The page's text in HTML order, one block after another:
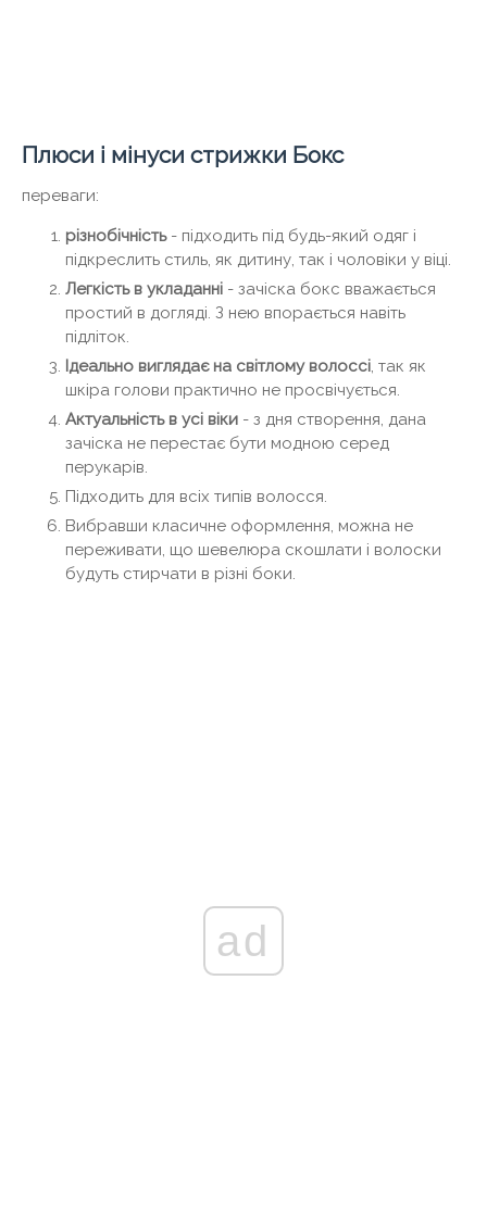
Плюси і мінуси стрижки Бокс
переваги:
різнобічність- підходить під будь-який одяг і
підкреслить стиль, як дитину, так і чоловіки у віці.
Легкість в укладанні - зачіска бокс вважається
простий в догляді. З нею впорається навіть
підліток.
Ідеально виглядає на світлому волоссі , так як
шкіра голови практично не просвічується.
Актуальність в усі віки - з дня створення, дана
зачіска не перестає бути модною серед
перукарів.
Підходить для всіх типів волосся.
Вибравши класичне оформлення, можна не
переживати, що шевелюра скошлати і волоски
будуть стирчати в різні боки.
ad